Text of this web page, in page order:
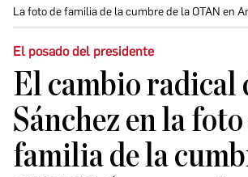
La foto de familia de la cumbre de la OTAN en
El posado del presidente
El cambio radical
Sánchez en la foto
familia de la